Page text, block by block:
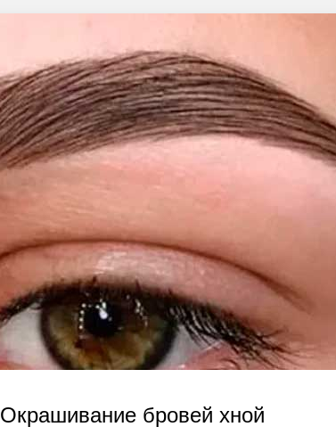
Окрашивание бровей хной